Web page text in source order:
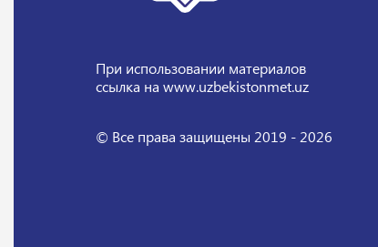
При использовании материалов
ссылка на www.uzbekistonmet.uz
© Все права защищены 2019 - 2026